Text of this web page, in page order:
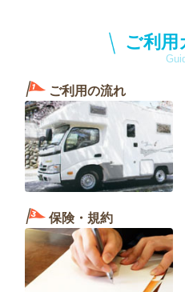
ご利用
ご利用の流れ
保険・規約